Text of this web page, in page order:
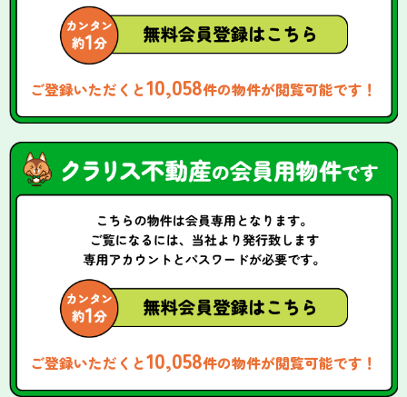
ご登録いただくと10,058件の物件が閲覧可能です！
ご登録いただくと10,058件の物件が閲覧可能です！